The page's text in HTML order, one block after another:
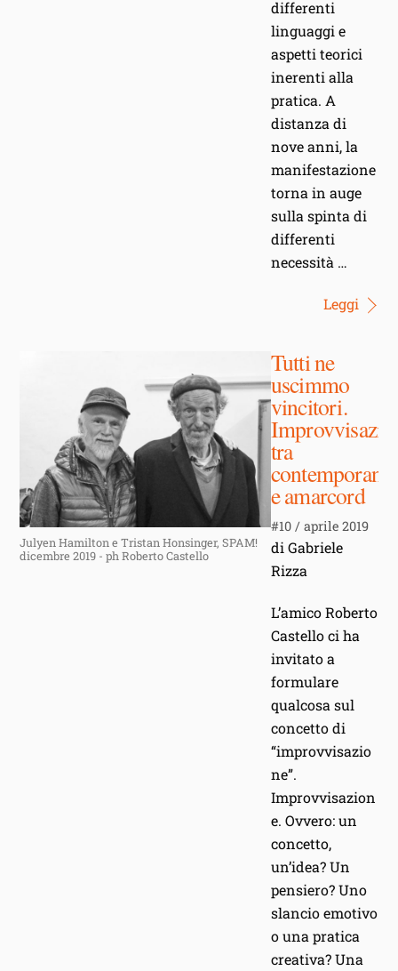
differenti
linguaggi e
aspetti teorici
inerenti alla
pratica. A
distanza di
nove anni, la
manifestazione
torna in auge
sulla spinta di
differenti
necessità …
Leggi
Julyen Hamilton e Tristan Honsinger, SPAM!
dicembre 2019 - ph Roberto Castello
Tutti ne
uscimmo
vincitori.
tra
e amarcord
#10 / aprile 2019
di Gabriele
Rizza
L’amico Roberto
Castello ci ha
invitato a
formulare
qualcosa sul
concetto di
“improvvisazio
ne”.
Improvvisazion
e. Ovvero: un
concetto,
un’idea? Un
pensiero? Uno
slancio emotivo
o una pratica
creativa? Una